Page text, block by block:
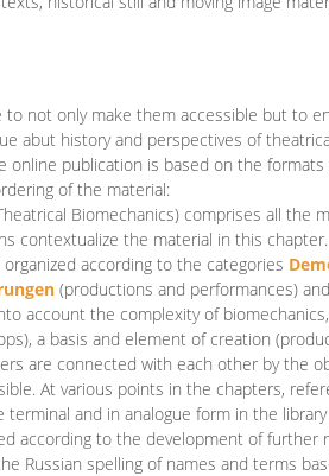
not only make them accessible but to
abut history and perspectives of
online publication is based on the
of the material:
Biomechanics) comprises all the
contextualize the material in this chapter.
according to the categories D
(productions and performances) and
account the complexity of
a basis and element of creation
are connected with each other by the
At various points in the chapters,
and in analogue form in the
according to the development of further
Russian spelling of names and terms